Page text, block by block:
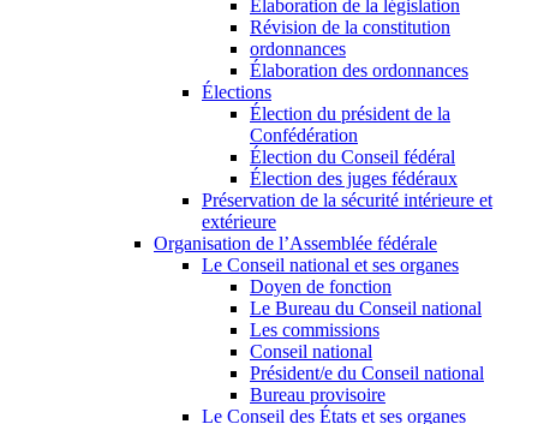
Élaboration de la législation
Révision de la constitution
ordonnances
Élaboration des ordonnances
Élections
Élection du président de la
Confédération
Élection du Conseil fédéral
Élection des juges fédéraux
Préservation de la sécurité intérieure et
extérieure
Organisation de l’Assemblée fédérale
Le Conseil national et ses organes
Doyen de fonction
Le Bureau du Conseil national
Les commissions
Conseil national
Président/e du Conseil national
Bureau provisoire
Le Conseil des États et ses organes